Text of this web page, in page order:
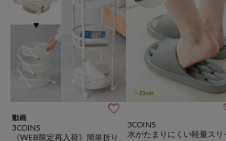
動画 
3COINS
《WEB限定再入荷》簡単折り
3COINS
水がたまりにくい軽量スリ